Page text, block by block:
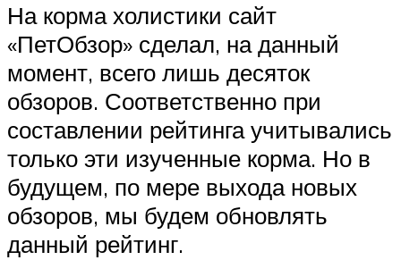
На корма холистики сайт
«ПетОбзор» сделал, на данный
момент, всего лишь десяток
обзоров. Соответственно при
составлении рейтинга учитывались
только эти изученные корма. Но в
будущем, по мере выхода новых
обзоров, мы будем обновлять
данный рейтинг.